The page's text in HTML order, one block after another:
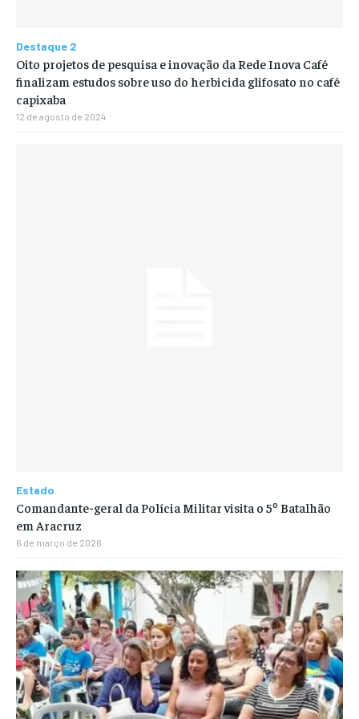
Destaque 2
Oito projetos de pesquisa e inovação da Rede Inova Café
finalizam estudos sobre uso do herbicida glifosato no café
capixaba
12 de agosto de 2024
Estado
Comandante-geral da Polícia Militar visita o 5º Batalhão
em Aracruz
6 de março de 2026